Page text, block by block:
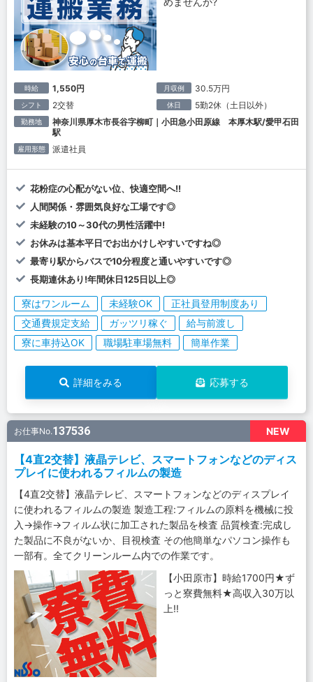
時給 1,550円 月収例 30.5万円
シフト 2交替 休日 5勤2休（土日以外）
勤務地
神奈川県厚木市長谷字柳町｜小田急小田原線 本厚木駅/愛甲石田
駅
雇用形態 派遣社員
花粉症の心配がない位、快適空間へ!!
人間関係・雰囲気良好な工場です◎
未経験の10～30代の男性活躍中!
お休みは基本平日でお出かけしやすいですね◎
最寄り駅からバスで10分程度と通いやすいです◎
長期連休あり!年間休日125日以上◎
寮はワンルーム 未経験OK
正社員登用制度あり
交通費規定支給
ガッツリ稼ぐ
給与前渡し
寮に車持込OK
職場駐車場無料 簡単作業
詳細をみる 応募する
NEW
お仕事No.137536
【4直2交替】液晶テレビ、スマートフォンなどのディス
プレイに使われるフィルムの製造
【4直2交替】液晶テレビ、スマートフォンなどのディスプレイ
に使われるフィルムの製造 製造工程:フィルムの原料を機械に投
入→操作→フィルム状に加工された製品を検査 品質検査:完成し
た製品に不良がないか、目視検査 その他簡単なパソコン操作も
一部有。全てクリーンルーム内での作業です。
【小田原市】時給1700円★ず
っと寮費無料★高収入30万以
上!!